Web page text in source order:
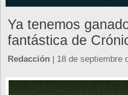
Ya tenemos
fantástica de
Redacción | 18 de septiembre